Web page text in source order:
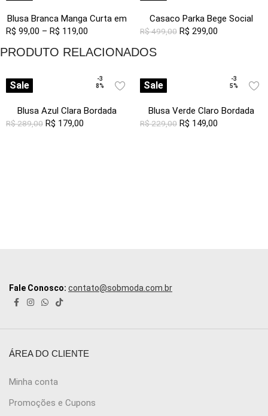
Blusa Branca Manga Curta em
Viscose com Linho Sob
R$ 99,00 – R$ 119,00
Casaco Parka Bege Social
Forrada com Capuz Sob
R$499,00 R$ 299,00
PRODUTO RELACIONADOS
Sale
-3
8%
Blusa Azul Clara Bordada
Manga 3/4 Viscose Sob
R$289,00 R$ 179,00
Sale
-3
5%
Blusa Verde Claro Bordada
Manga Curta em Viscose Sob
R$229,00 R$ 149,00
Fale Conosco: contato@sobmoda.com.br
ÁREA DO CLIENTE
Minha conta
Promoções e Cupons